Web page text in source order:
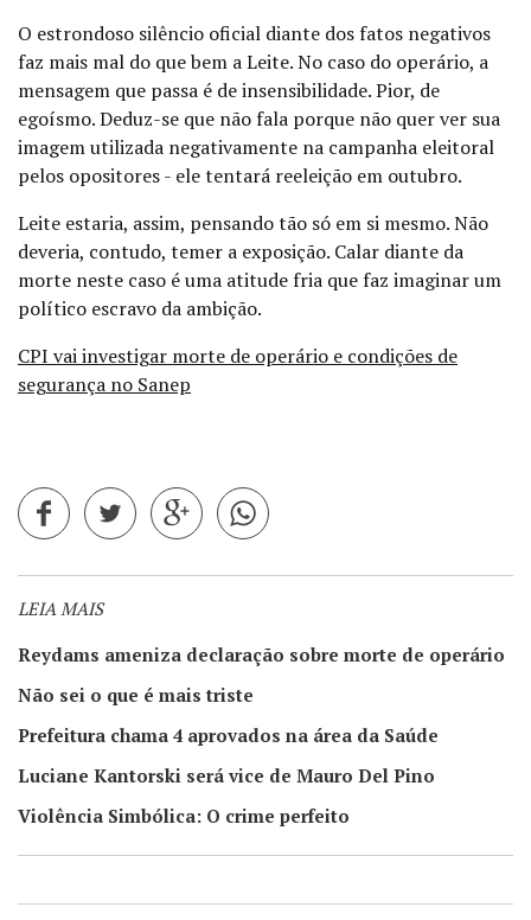
O estrondoso silêncio oficial diante dos fatos negativos
faz mais mal do que bem a Leite.No caso do operário, a
mensagem que passa é de insensibilidade. Pior, de
egoísmo. Deduz-se que não fala porque não quer ver sua
imagem utilizada negativamente na campanha eleitoral
pelos opositores - ele tentará reeleição em outubro.
Leite estaria, assim, pensando tão só em si mesmo.Não
deveria, contudo, temer a exposição. Calar diante da
morte neste caso é uma atitude fria que faz imaginar um
político escravo da ambição.
CPI vai investigar morte de operário e condições de
segurança no Sanep
LEIA MAIS
Reydams ameniza declaração sobre morte de operário
Não sei o que é mais triste
Prefeitura chama 4 aprovados na área da Saúde
Luciane Kantorski será vice de Mauro Del Pino
Violência Simbólica: O crime perfeito